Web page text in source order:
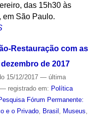
das 15h30 às
em São Paulo.
Restauração com as
de 2017
15/12/2017 — última
— registrado em: Política
Fórum Permanente:
e o Privado, Brasil , Museus,